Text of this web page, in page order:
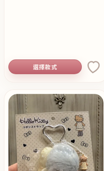
選擇款式